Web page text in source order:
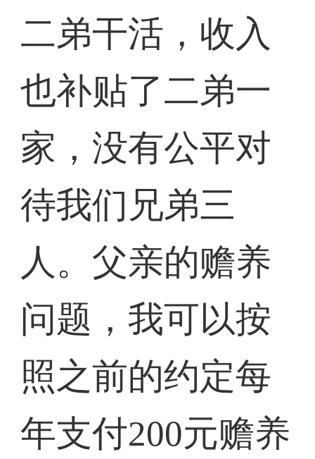
二弟干活，收入
也补贴了二弟一
家，没有公平对
待我们兄弟三
人。父亲的赡养
问题，我可以按
照之前的约定每
年支付200元赡养